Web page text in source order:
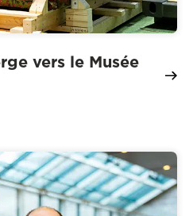
vers le Musée